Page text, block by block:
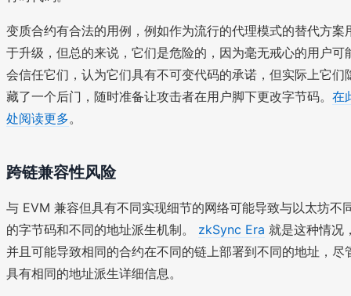
变质合约有合法的用例，例如作为流行的代理模式的替代方案
于升级，但总的来说，它们是危险的，因为毫无戒心的用户可
会信任它们，认为它们具有不可变代码的承诺，但实际上它们
藏了一个后门，随时准备让攻击者在用户脚下更改字节码。 在
处阅读更多。
跨链兼容性风险
与 EVM 兼容但具有不同实现细节的网络可能导致与以太坊不
的字节码和不同的地址派生机制。 zkSync Era 就是这种情况
并且可能导致相同的合约在不同的链上部署到不同的地址，尽
具有相同的地址派生详细信息。